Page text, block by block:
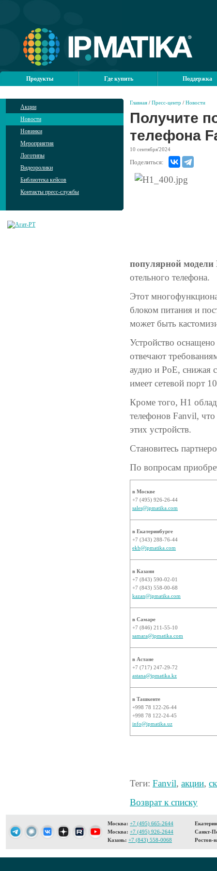
Продукты Где купить Поддержка
Акции
Новости
Новинки
Мероприятия
Логотипы
Видеоролики
Библиотека кейсов
Контакты пресс-службы
Главная / Пресс-центр / Новости
Получите
телефона
10 сентября'2024
Поделиться:
популярной модели
отельного телефона.
Этот
блоком питания и
может быть
Устройство
отвечают
аудио и PoE, снижая
имеет сетевой порт
Кроме того, H1
телефонов Fanvil,
этих устройств.
Становитесь
По вопросам
в Москве
+7 (495) 926-26-44
sales@ipmatika.com
в Екатеринбурге
+7 (343) 288-76-44
ekb@ipmatika.com
в Казани
+7 (843) 590-02-01
+7 (843) 558-00-68
kazan@ipmatika.com
в Самаре
+7 (846) 211-55-10
samara@ipmatika.com
в Астане
+7 (717) 247-29-72
astana@ipmatika.kz
в Ташкенте
+998 78 122-26-44
+998 78 122-24-45
info@ipmatika.uz
Теги: Fanvil, акции,
Возврат к списку
Москва: +7 (495) 665-2644
Москва: +7 (495) 926-2644
Казань: +7 (843) 558-0068
Санкт-
Ростов-